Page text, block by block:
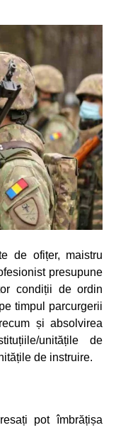
de ofițer, maistru
presupune
condiții de ordin
timpul parcurgerii
și absolvirea
unitățile de
de instruire.
pot îmbrățișa